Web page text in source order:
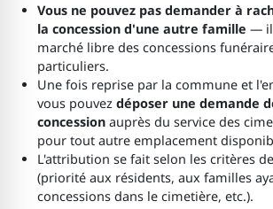
Vous ne pouvez pas demander à
la concession d'une autre famille — il
marché libre des concessions
particuliers.
Une fois reprise par la commune et
vous pouvez déposer une demande
concessionauprès du service des
pour tout autre emplacement
L'attribution se fait selon les critères
(priorité aux résidents, aux familles
concessions dans le cimetière, etc.).